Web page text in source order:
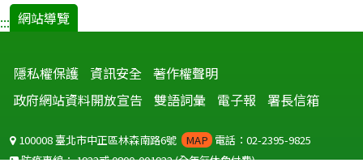
::: 網站導覽
隱私權保護 資訊安全 著作權聲明
政府網站資料開放宣告
雙語詞彙 電子報 署長信箱
100008 臺北市中正區林森南路6號 MAP 電話：02-2395-9825
防疫專線：1922或0800-001922(全年無休免付費)